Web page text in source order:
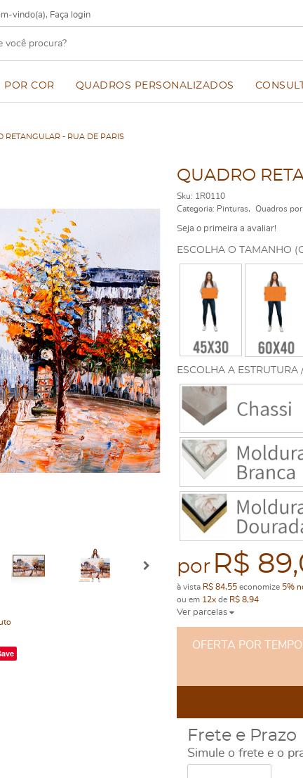
vindo(a), Faça login
POR COR QUADROS PERSONALIZADOS
RETANGULAR - RUA DE PARIS
QUADRO
Sku: 1R0110
Categoria: Pinturas Quadros por
Seja o primeira a avaliar!
ESCOLHA A
ESCOLHA O TAMANHO
por R$
à vista R$ 84,55economize 5%
ou em 12xde R$ 8,94
Ver parcelas
OFERTA POR
Frete e Prazo
Simule o frete e o